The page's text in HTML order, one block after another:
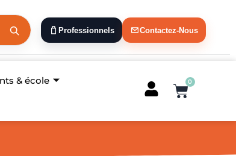
Professionnels Contactez-Nous
& école
0
Panier